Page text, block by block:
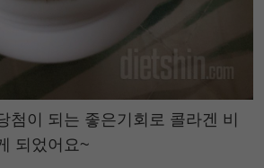
첨이 되는 좋은기회로 콜라겐 비
되었어요~